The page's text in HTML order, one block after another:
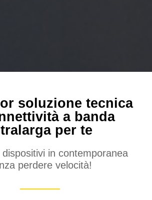
soluzione tecnica
a banda
per te
dispositivi in contemporanea
perdere velocità!